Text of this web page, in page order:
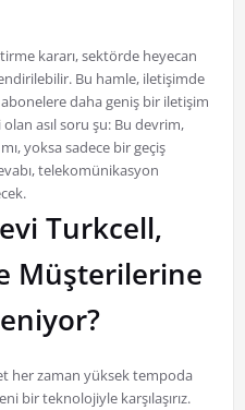
kararı, sektörde heyecan
Bu hamle, iletişimde
daha geniş bir iletişim
asıl soru şu: Bu devrim,
yoksa sadece bir geçiş
telekomünikasyon
Turkcell,
Müşterilerine
her zaman yüksek tempoda
bir teknolojiyle karşılaşırız.